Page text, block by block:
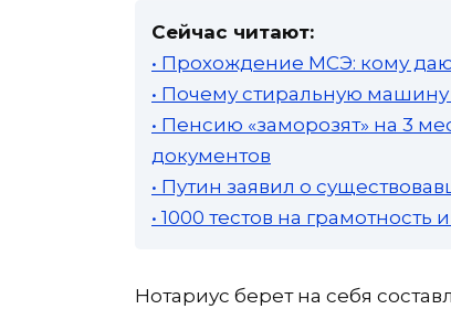
Сейчас читают:
• Прохождение МСЭ: кому
• Почему стиральную машину
• Пенсию «заморозят» на 3
документов
• Путин заявил о
• 1000 тестов на
Нотариус берет на себя